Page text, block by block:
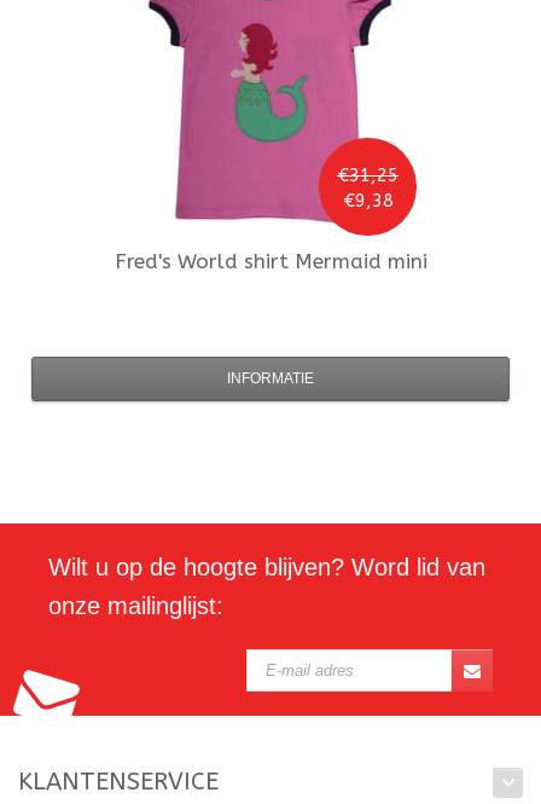
€31,25
€9,38
Fred's World shirt Mermaid mini
INFORMATIE
Wilt u op de hoogte blijven? Word lid van
onze mailinglijst:
KLANTENSERVICE